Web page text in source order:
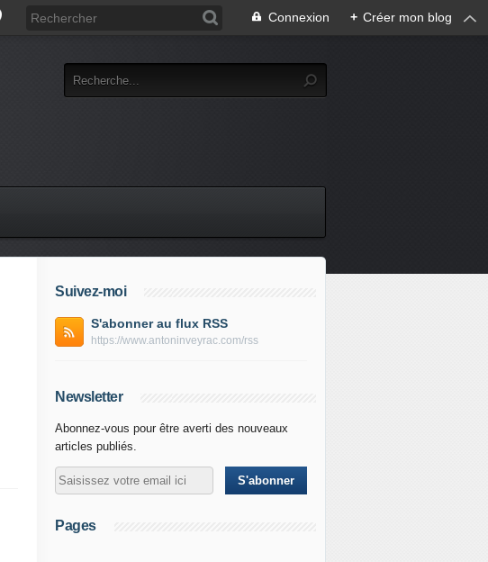
Connexion + Créer mon blog
Suivez-moi
S'abonner au flux RSS
https://www.antoninveyrac.com/rss
Newsletter
Abonnez-vous pour être averti des nouveaux
articles publiés.
Pages